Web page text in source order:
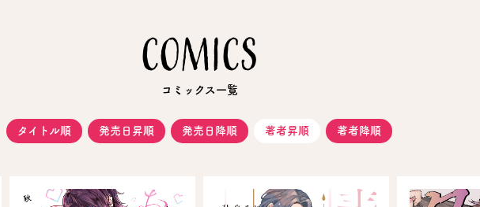
リキューレ
COMICS
コミックス一覧
タイトル順 発売日昇順 発売日降順 著者昇順 著者降順